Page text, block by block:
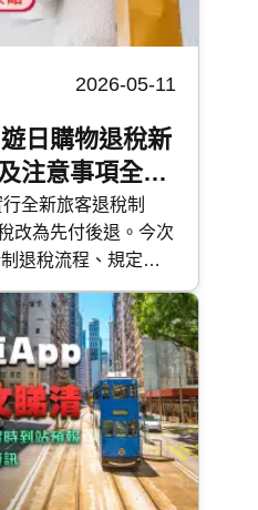
2026-05-11
日購物退稅新
注意事項全攻
全新旅客退稅制
改為先付後退。今次
退稅流程、規定與
受日本購物之旅。